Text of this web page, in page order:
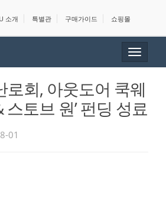
소개 특별관 구매가이드 쇼핑몰
Toggle
로회, 아웃도어 쿡웨
스토브 원’ 펀딩 성료
01